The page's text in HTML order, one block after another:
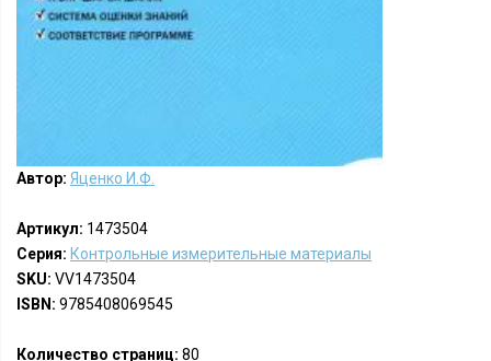
Автор: Яценко И.Ф.
Артикул: 1473504
Серия: Контрольные измерительные материалы
SKU: VV1473504
ISBN: 9785408069545
Количество страниц: 80